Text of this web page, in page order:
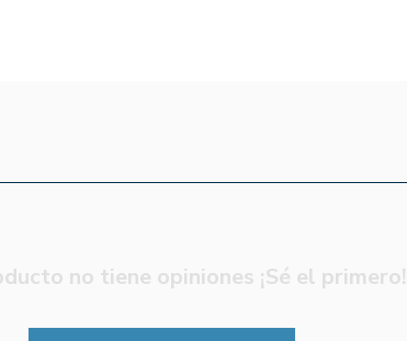
no tiene opiniones ¡Sé el primero!